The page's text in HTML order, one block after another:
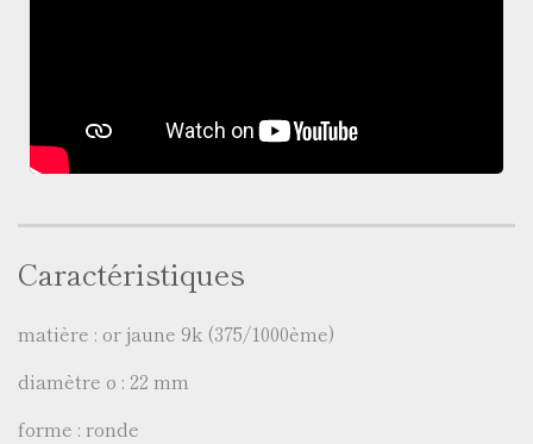
Caractéristiques
matière : or jaune 9k (375/1000ème)
diamètre ø : 22 mm
forme : ronde